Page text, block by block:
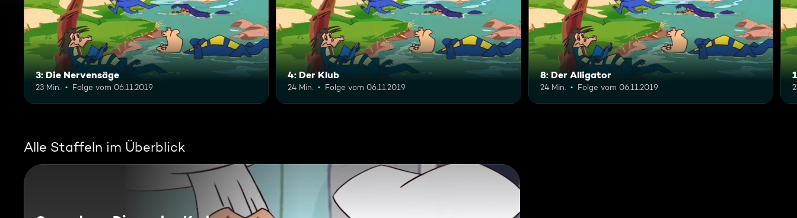
3: Die Nervensäge
23 Min. Folge vom 06.11.2019
4: Der Klub
24 Min. Folge vom 06.11.2019
8: Der Alligator
24 Min. Folge vom 06.11.2019
Alle Staffeln im Überblick